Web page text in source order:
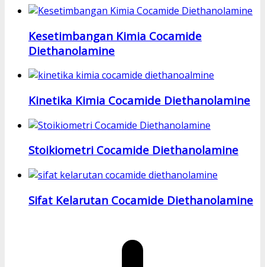
Kesetimbangan Kimia Cocamide
Diethanolamine
Kinetika Kimia Cocamide Diethanolamine
Stoikiometri Cocamide Diethanolamine
Sifat Kelarutan Cocamide Diethanolamine